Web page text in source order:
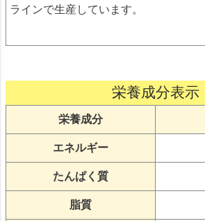
ラインで生産しています。
栄養成分表示
栄養成分
エネルギー
たんぱく質
脂質